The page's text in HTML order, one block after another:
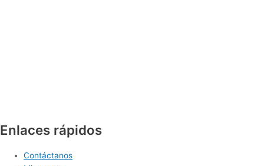
Enlaces rápidos
Contáctanos